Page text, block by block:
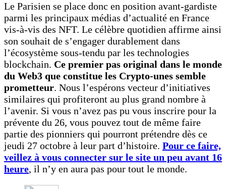
Le Parisien se place donc en position avant-gardiste
parmi les principaux médias d’actualité en France
vis-à-vis des NFT. Le célèbre quotidien affirme ainsi
son souhait de s’engager durablement dans
l’écosystème sous-tendu par les technologies
blockchain. Ce premier pas original dans le monde
du Web3 que constitue les Crypto-unes semble
prometteur. Nous l’espérons vecteur d’initiatives
similaires qui profiteront au plus grand nombre à
l’avenir. Si vous n’avez pas pu vous inscrire pour la
prévente du 26, vous pouvez tout de même faire
partie des pionniers qui pourront prétendre dès ce
jeudi 27 octobre à leur part d’histoire. Pour ce faire,
veillez à vous connecter sur le site un peu avant 16
heure, il n’y en aura pas pour tout le monde.